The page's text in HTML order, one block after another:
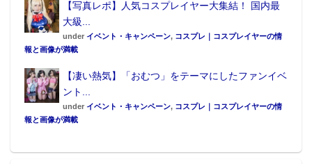
【写真レポ】人気コスプレイヤー大集結！ 国内最
大級...
under イベント・キャンペーン, コスプレ｜コスプレイヤーの情
報と画像が満載
【凄い熱気】「おむつ」をテーマにしたファンイベ
ント...
under イベント・キャンペーン, コスプレ｜コスプレイヤーの情
報と画像が満載